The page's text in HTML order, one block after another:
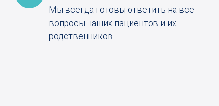
Мы всегда готовы ответить на все
вопросы наших пациентов и их
родственников